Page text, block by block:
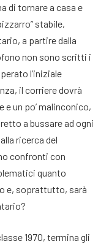
di tornare a casa e
stabile,
a partire dalla
non sono scritti i
l’iniziale
il corriere dovrà
e un po’ malinconico,
a bussare ad ogni
ricerca del
confronti con
quanto
e, soprattutto, sarà
1970, termina gli